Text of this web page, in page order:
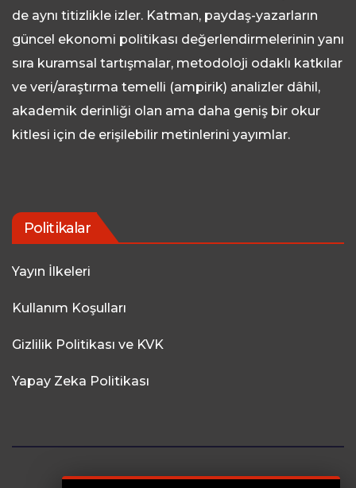
de aynı titizlikle izler. Katman, paydaş-yazarların
güncel ekonomi politikası değerlendirmelerinin yanı
sıra kuramsal tartışmalar, metodoloji odaklı katkılar
ve veri/araştırma temelli (ampirik) analizler dâhil,
akademik derinliği olan ama daha geniş bir okur
kitlesi için de erişilebilir metinlerini yayımlar.
Politikalar
Yayın İlkeleri
Kullanım Koşulları
Gizlilik Politikası ve KVK
Yapay Zeka Politikası